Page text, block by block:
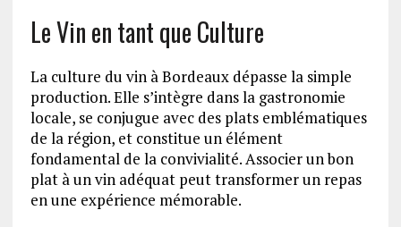
Le Vin en tant que Culture
La culture du vin à Bordeaux dépasse la simple
production. Elle s’intègre dans la gastronomie
locale, se conjugue avec des plats emblématiques
de la région, et constitue un élément
fondamental de la convivialité. Associer un bon
plat à un vin adéquat peut transformer un repas
en une expérience mémorable.